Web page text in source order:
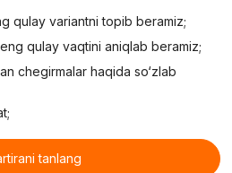
qulay variantni topib beramiz;
qulay vaqtini aniqlab beramiz;
chegirmalar haqida so‘zlab
tanlang